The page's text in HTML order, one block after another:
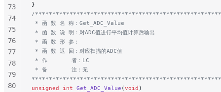
}
/
* 函 数 名 称：Get_ADC_Value
* 函 数 说 明：对ADC值进行平均值计算后输出
* 函 数 形 参：
* 函 数 返 回：对应扫描的ADC值
* 作       者：LC
* 备       注：无
unsigned int Get_ADC_Value (void )
73
74
75
76
77
78
79
80